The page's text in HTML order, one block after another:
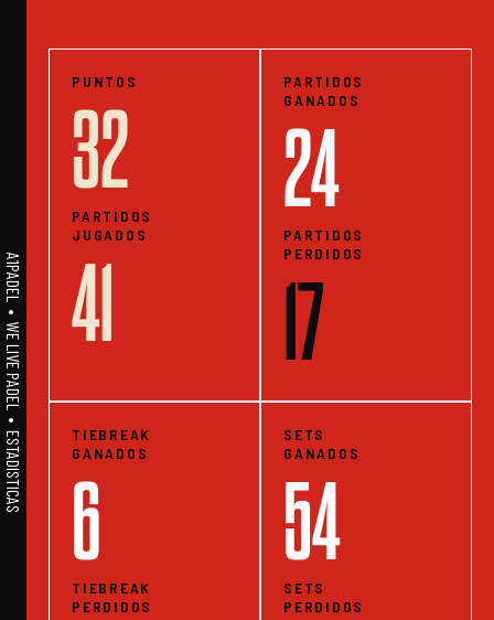
A1PADEL • WE LIVE PADEL • ESTADISTICAS
PUNTOS
32
PARTIDOS
JUGADOS
41
PARTIDOS
GANADOS
24
PARTIDOS
PERDIDOS
17
TIEBREAK
GANADOS
6
TIEBREAK
PERDIDOS
SETS
GANADOS
54
SETS
PERDIDOS